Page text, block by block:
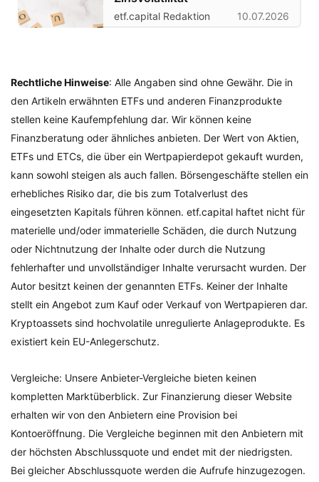
etf.capital Redaktion 10.07.2026
Rechtliche Hinweise: Alle Angaben sind ohne Gewähr. Die in
den Artikeln erwähnten ETFs und anderen Finanzprodukte
stellen keine Kaufempfehlung dar. Wir können keine
Finanzberatung oder ähnliches anbieten. Der Wert von Aktien,
ETFs und ETCs, die über ein Wertpapierdepot gekauft wurden,
kann sowohl steigen als auch fallen. Börsengeschäfte stellen ein
erhebliches Risiko dar, die bis zum Totalverlust des
eingesetzten Kapitals führen können. etf.capital haftet nicht für
materielle und/oder immaterielle Schäden, die durch Nutzung
oder Nichtnutzung der Inhalte oder durch die Nutzung
fehlerhafter und unvollständiger Inhalte verursacht wurden. Der
Autor besitzt keinen der genannten ETFs. Keiner der Inhalte
stellt ein Angebot zum Kauf oder Verkauf von Wertpapieren dar.
Kryptoassets sind hochvolatile unregulierte Anlageprodukte. Es
existiert kein EU-Anlegerschutz.
Vergleiche: Unsere Anbieter-Vergleiche bieten keinen
kompletten Marktüberblick. Zur Finanzierung dieser Website
erhalten wir von den Anbietern eine Provision bei
Kontoeröffnung. Die Vergleiche beginnen mit den Anbietern mit
der höchsten Abschlussquote und endet mit der niedrigsten.
Bei gleicher Abschlussquote werden die Aufrufe hinzugezogen.